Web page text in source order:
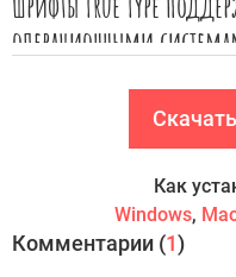
Как
Windows,
Комментарии (1)